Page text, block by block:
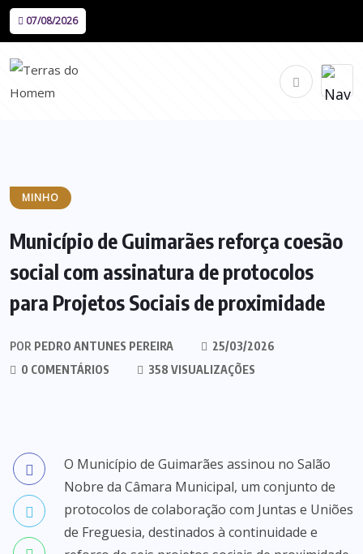
07/08/2026
MINHO
Município de Guimarães reforça coesão
social com assinatura de protocolos
para Projetos Sociais de proximidade
POR PEDRO ANTUNES PEREIRA
25/03/2026
0 COMENTÁRIOS
358 VISUALIZAÇÕES
O Município de Guimarães assinou no Salão
Nobre da Câmara Municipal, um conjunto de
protocolos de colaboração com Juntas e Uniões
de Freguesia, destinados à continuidade e